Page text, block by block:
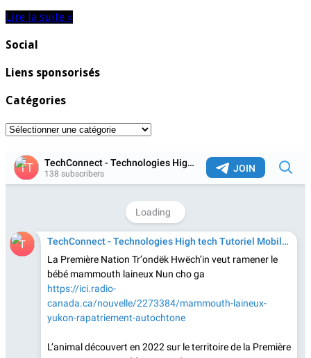
Lire la suite »
Social
Liens sponsorisés
Catégories
Catégories